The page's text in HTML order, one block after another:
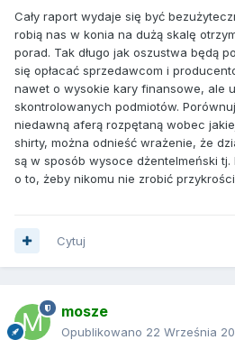
Cały raport wydaje się być
robią nas w konia na dużą skalę
porad. Tak długo jak oszustwa będą
się opłacać sprzedawcom i
nawet o wysokie kary finansowe, ale
skontrolowanych podmiotów.
niedawną aferą rozpętaną wobec
shirty, można odnieść wrażenie, że
są w sposób wysoce dżentelmeński
o to, żeby nikomu nie zrobić
Cytuj
mosze
Opublikowano 22 Września